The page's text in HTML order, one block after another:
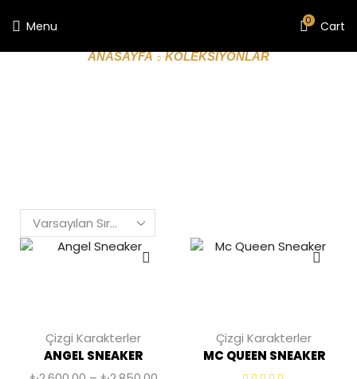
Menu 0 Cart
ANASAYFA KOLEKSIYONLAR
Çizgi Karakterler
ANGEL SNEAKER
Çizgi Karakterler
MC QUEEN SNEAKER